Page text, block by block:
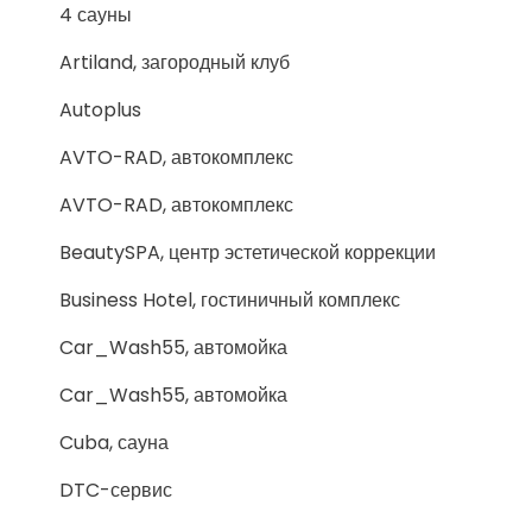
4 сауны
Artiland, загородный клуб
Autoplus
AVTO-RAD, автокомплекс
AVTO-RAD, автокомплекс
BeautySPA, центр эстетической коррекции
Business Hotel, гостиничный комплекс
Car_Wash55, автомойка
Car_Wash55, автомойка
Cuba, сауна
DTC-сервис